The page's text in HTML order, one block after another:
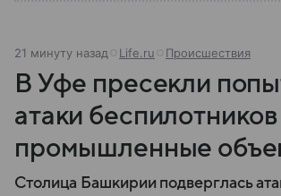
21 минуту назад Life.ru Происшествия
В Уфе пресекли
атаки
промышленные
Столица Башкирии подверглась